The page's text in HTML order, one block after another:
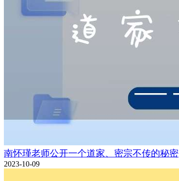
南怀瑾老师公开一个道家、密宗不传的秘密
2023-10-09